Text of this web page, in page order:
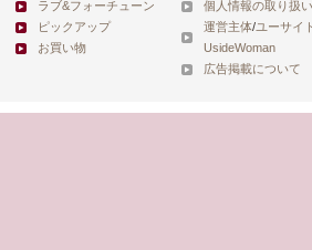
ラブ&フォーチューン
ピックアップ
お買い物
個人情報の取り扱
運営主体/ユーサイ
UsideWoman
広告掲載について